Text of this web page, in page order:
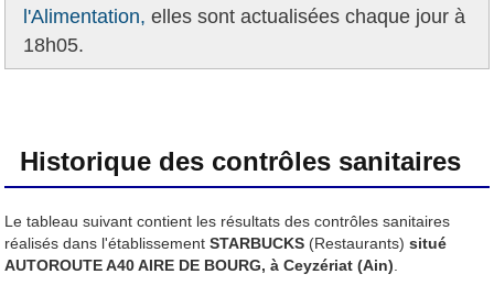
l'Alimentation, elles sont actualisées chaque jour à
18h05.
Historique des contrôles sanitaires
Le tableau suivant contient les résultats des contrôles sanitaires
réalisés dans l'établissementSTARBUCKS (Restaurants) situé
AUTOROUTE A40 AIRE DE BOURG, à Ceyzériat (Ain)